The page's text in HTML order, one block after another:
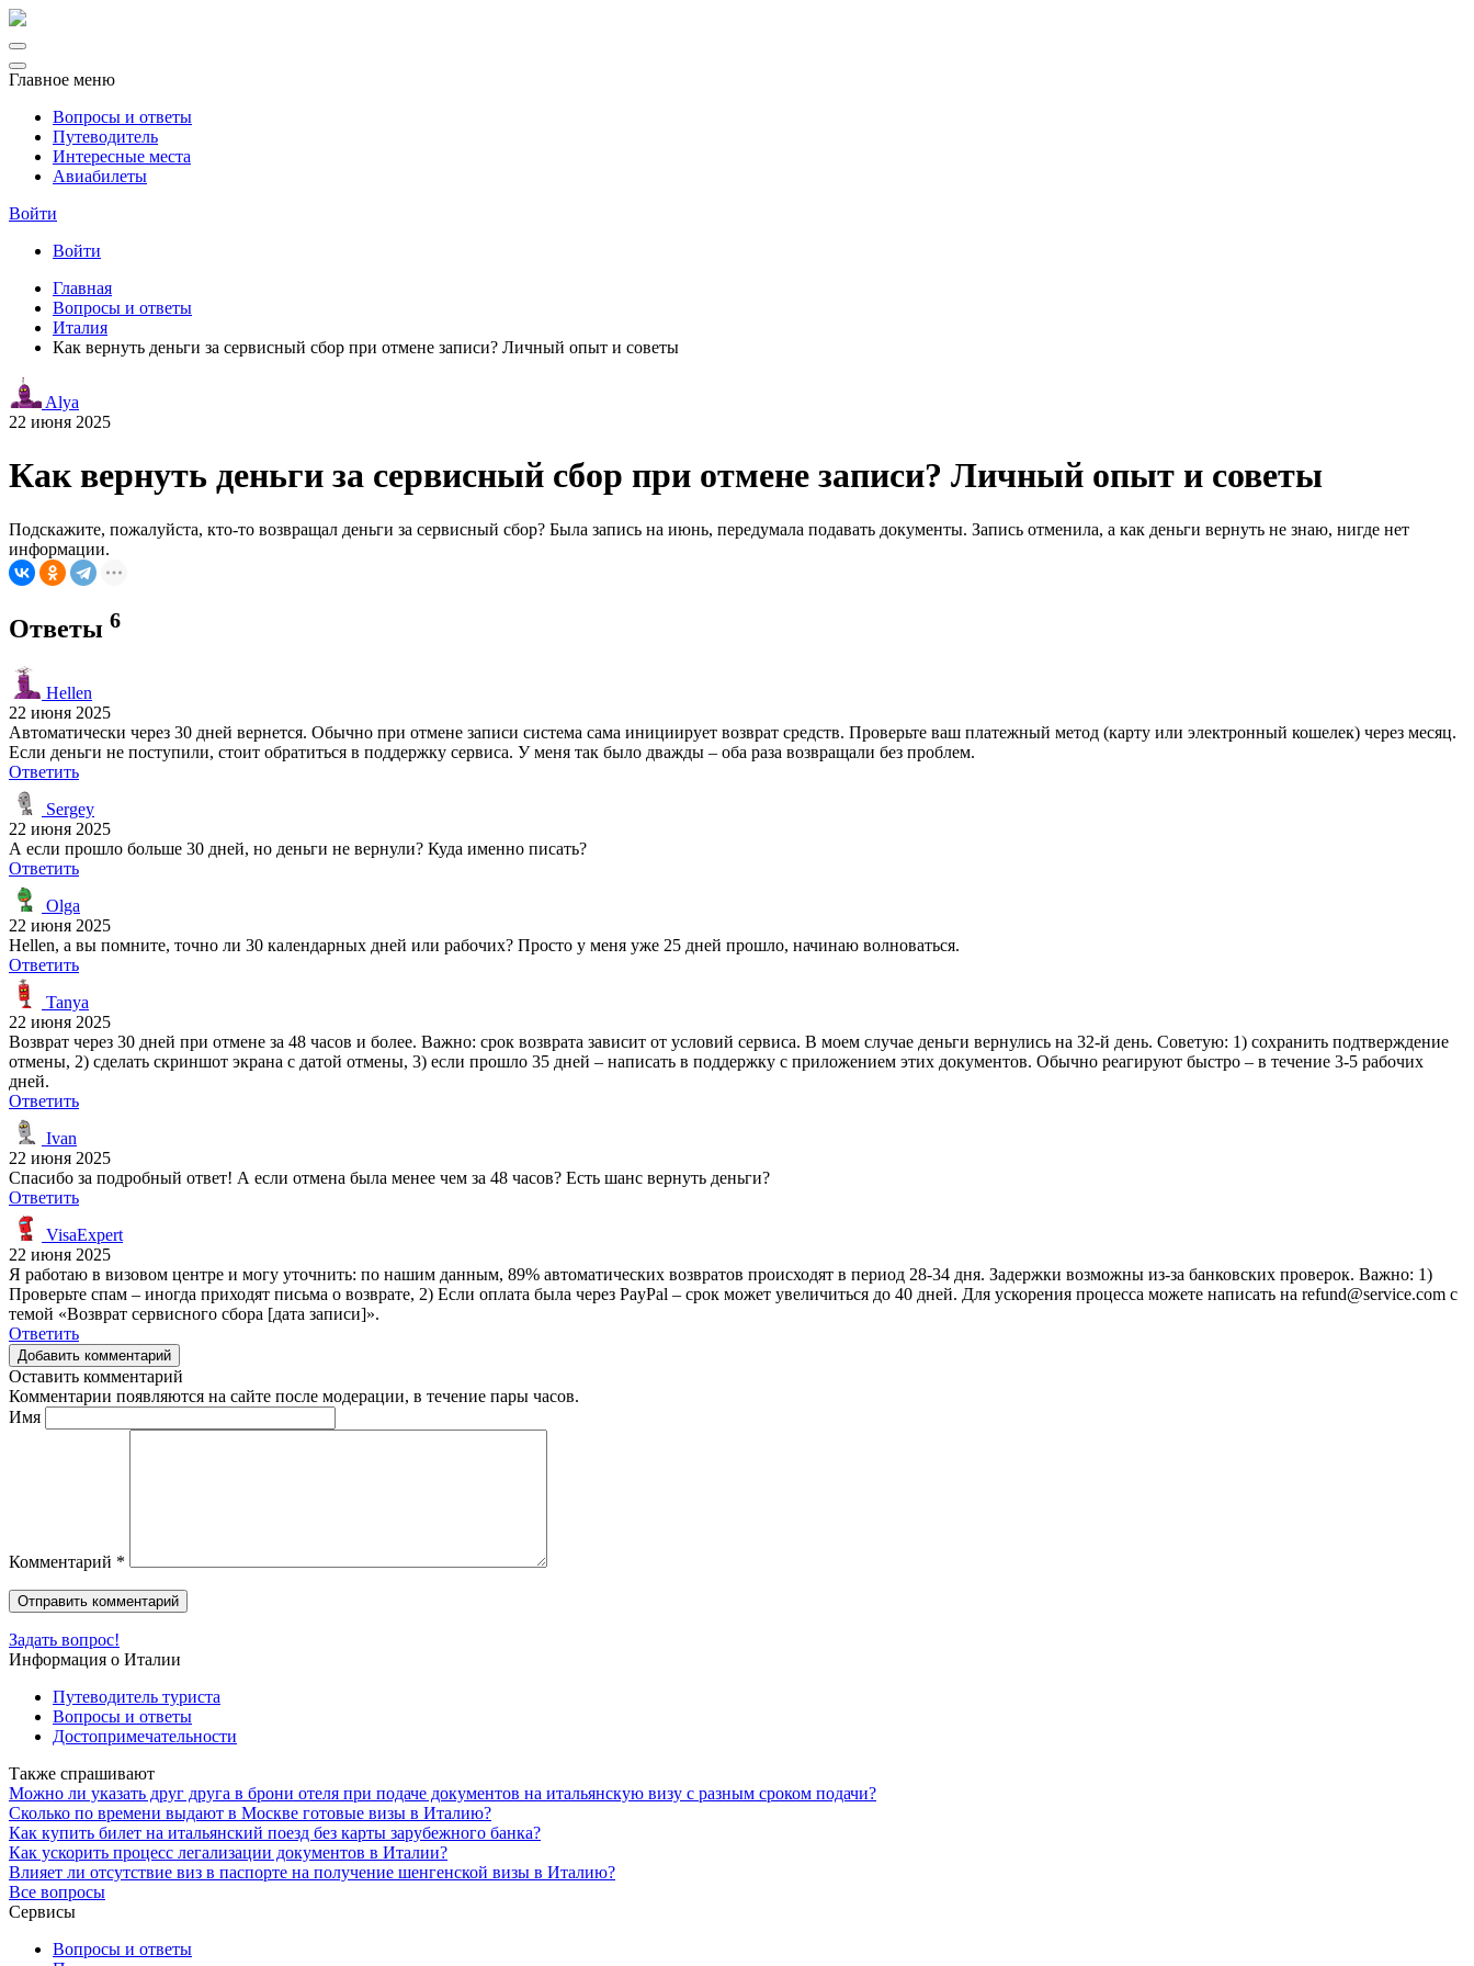
Главное меню
Вопросы и ответы
Путеводитель
Интересные места
Авиабилеты
Войти
Войти
Главная
Вопросы и ответы
Италия
Как вернуть деньги за сервисный сбор при отмене записи? Личный опыт и советы
Alya
22 июня 2025
Как вернуть деньги за сервисный сбор при отмене записи? Личный опыт и советы
Подскажите, пожалуйста, кто-то возвращал деньги за сервисный сбор? Была запись на июнь, передумала подавать документы. Запись отменила, а как деньги вернуть не знаю, нигде нет
информации.
Ответы 6
Hellen
22 июня 2025
Автоматически через 30 дней вернется. Обычно при отмене записи система сама инициирует возврат средств. Проверьте ваш платежный метод (карту или электронный кошелек) через месяц.
Если деньги не поступили, стоит обратиться в поддержку сервиса. У меня так было дважды – оба раза возвращали без проблем.
Ответить
Sergey
22 июня 2025
А если прошло больше 30 дней, но деньги не вернули? Куда именно писать?
Ответить
Olga
22 июня 2025
Hellen, а вы помните, точно ли 30 календарных дней или рабочих? Просто у меня уже 25 дней прошло, начинаю волноваться.
Ответить
Tanya
22 июня 2025
Возврат через 30 дней при отмене за 48 часов и более. Важно: срок возврата зависит от условий сервиса. В моем случае деньги вернулись на 32-й день. Советую: 1) сохранить подтверждение
отмены, 2) сделать скриншот экрана с датой отмены, 3) если прошло 35 дней – написать в поддержку с приложением этих документов. Обычно реагируют быстро – в течение 3-5 рабочих
дней.
Ответить
Ivan
22 июня 2025
Спасибо за подробный ответ! А если отмена была менее чем за 48 часов? Есть шанс вернуть деньги?
Ответить
VisaExpert
22 июня 2025
Я работаю в визовом центре и могу уточнить: по нашим данным, 89% автоматических возвратов происходят в период 28-34 дня. Задержки возможны из-за банковских проверок. Важно: 1)
Проверьте спам – иногда приходят письма о возврате, 2) Если оплата была через PayPal – срок может увеличиться до 40 дней. Для ускорения процесса можете написать на refund@service.com с
темой «Возврат сервисного сбора [дата записи]».
Ответить
Добавить комментарий
Оставить комментарий
Комментарии появляются на сайте после модерации, в течение пары часов.
Имя
Комментарий *
Задать вопрос!
Информация о Италии
Путеводитель туриста
Вопросы и ответы
Достопримечательности
Также спрашивают
Можно ли указать друг друга в брони отеля при подаче документов на итальянскую визу с разным сроком подачи?
Сколько по времени выдают в Москве готовые визы в Италию?
Как купить билет на итальянский поезд без карты зарубежного банка?
Как ускорить процесс легализации документов в Италии?
Влияет ли отсутствие виз в паспорте на получение шенгенской визы в Италию?
Все вопросы
Сервисы
Вопросы и ответы